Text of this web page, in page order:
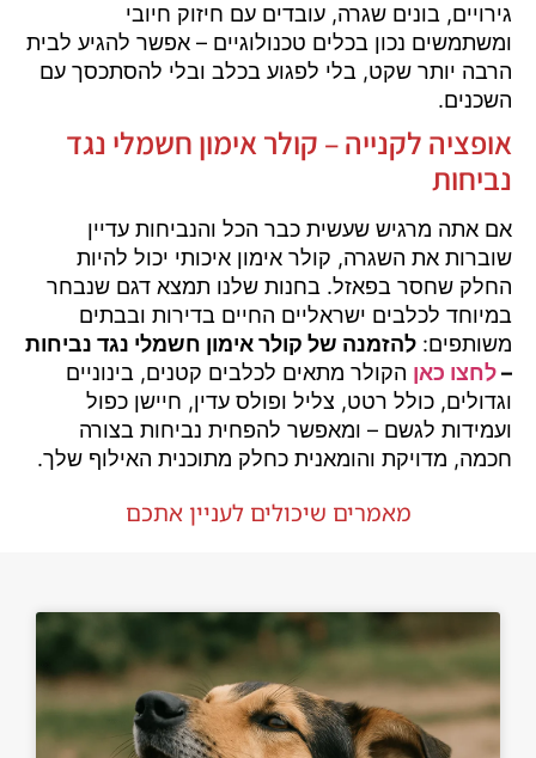
גירויים, בונים שגרה, עובדים עם חיזוק חיובי
ומשתמשים נכון בכלים טכנולוגיים – אפשר להגיע לבית
הרבה יותר שקט, בלי לפגוע בכלב ובלי להסתכסך עם
השכנים.
אופציה לקנייה – קולר אימון חשמלי נגד
נביחות
אם אתה מרגיש שעשית כבר הכל והנביחות עדיין
שוברות את השגרה, קולר אימון איכותי יכול להיות
החלק שחסר בפאזל. בחנות שלנו תמצא דגם שנבחר
במיוחד לכלבים ישראליים החיים בדירות ובבתים
משותפים: להזמנה של קולר אימון חשמלי נגד נביחות
–לחצו כאן הקולר מתאים לכלבים קטנים, בינוניים
וגדולים, כולל רטט, צליל ופולס עדין, חיישן כפול
ועמידות לגשם – ומאפשר להפחית נביחות בצורה
חכמה, מדויקת והומאנית כחלק מתוכנית האילוף שלך.
מאמרים שיכולים לעניין אתכם